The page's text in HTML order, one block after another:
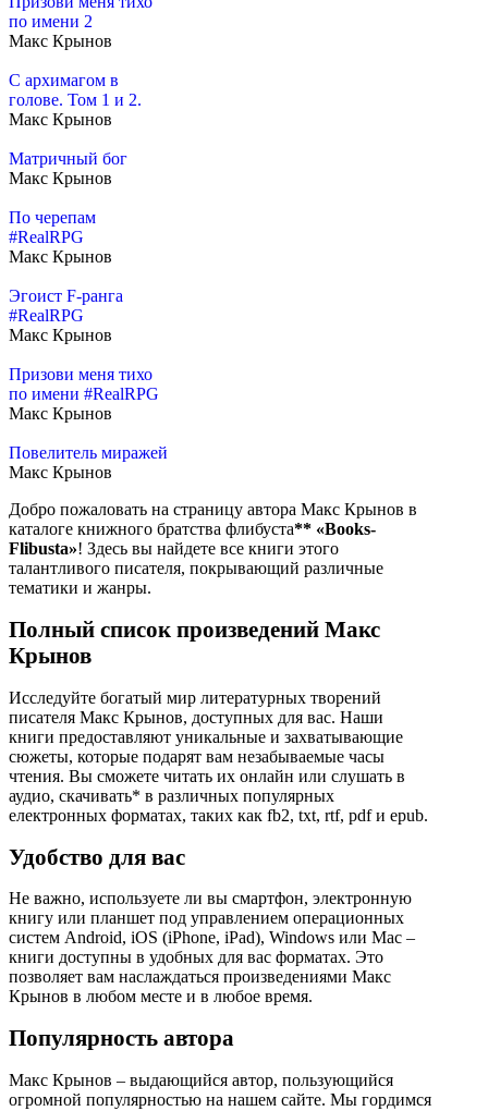
по имени 2
Макс Крынов
С архимагом в
голове. Том 1 и 2.
Макс Крынов
Матричный бог
Макс Крынов
По черепам
#RealRPG
Макс Крынов
Эгоист F-ранга
#RealRPG
Макс Крынов
Призови меня тихо
по имени #RealRPG
Макс Крынов
Повелитель миражей
Макс Крынов
Добро пожаловать на страницу автора Макс Крынов в
каталоге книжного братства флибуста** «Books-
Flibusta»! Здесь вы найдете все книги этого
талантливого писателя, покрывающий различные
тематики и жанры.
Полный список произведений Макс
Крынов
Исследуйте богатый мир литературных творений
писателя Макс Крынов, доступных для вас. Наши
книги предоставляют уникальные и захватывающие
сюжеты, которые подарят вам незабываемые часы
чтения. Вы сможете читать их онлайн или слушать в
аудио, скачивать* в различных популярных
електронных форматах, таких как fb2, txt, rtf, pdf и epub.
Удобство для вас
Не важно, используете ли вы смартфон, электронную
книгу или планшет под управлением операционных
систем Android, iOS (iPhone, iPad), Windows или Mac –
книги доступны в удобных для вас форматах. Это
позволяет вам наслаждаться произведениями Макс
Крынов в любом месте и в любое время.
Популярность автора
Макс Крынов – выдающийся автор, пользующийся
огромной популярностью на нашем сайте. Мы гордимся